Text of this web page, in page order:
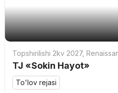
Topshirilishi 2kv 2027,
TJ «Sokin Hayot»
To'lov rejasi